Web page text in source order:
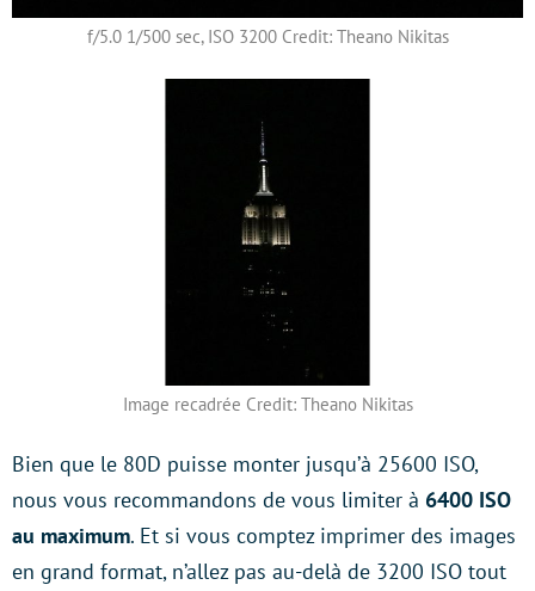
f/5.0 1/500 sec, ISO 3200 Credit: Theano Nikitas
Image recadrée Credit: Theano Nikitas
Bien que le 80D puisse monter jusqu’à 25600 ISO,
nous vous recommandons de vous limiter à 6400 ISO
au maximum. Et si vous comptez imprimer des images
en grand format, n’allez pas au-delà de 3200 ISO tout